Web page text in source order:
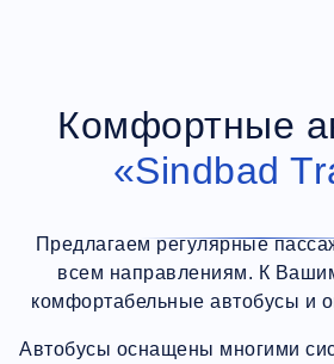
Комфортные
«Sindbad
Предлагаем регулярные
всем направлениям. К
комфортабельные автобусы и
Автобусы оснащены многими